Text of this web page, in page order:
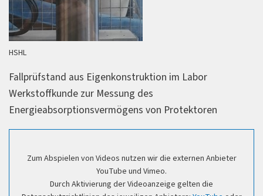
HSHL
Fallprüfstand aus Eigenkonstruktion im Labor
Werkstoffkunde zur Messung des
Energieabsorptionsvermögens von Protektoren
Zum Abspielen von Videos nutzen wir die externen Anbieter
YouTube und Vimeo.
Durch Aktivierung der Videoanzeige gelten die